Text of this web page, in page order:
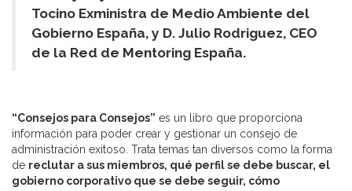
Tocino Exministra de Medio Ambiente del
Gobierno España, y D. Julio Rodriguez, CEO
de la Red de Mentoring España.
“Consejos para Consejos” es un libro que proporciona
información para poder crear y gestionar un consejo de
administración exitoso. Trata temas tan diversos como la forma
de reclutar a sus miembros, qué perfil se debe buscar, el
gobierno corporativo que se debe seguir, cómo